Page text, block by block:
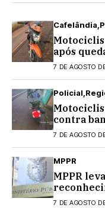
Cafelândia
após
7 DE AGOSTO
Policial
contra
caminhão
7 DE AGOSTO
MPPR
MPPR
estaduais
7 DE AGOSTO